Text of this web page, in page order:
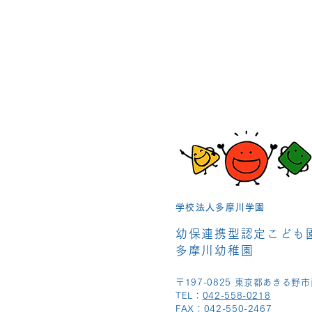
学校法人多摩川学園
幼保連携型認定こども
多摩川幼稚園
〒197-0825 東京都あきる野市
TEL： 042-558-0218
FAX：042-550-2467